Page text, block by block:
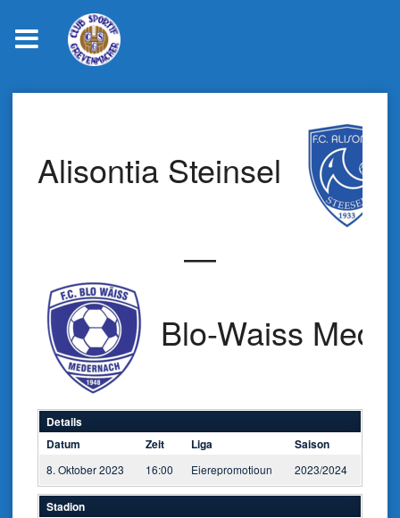
Alisontia Steinsel
—
Blo-Waiss
Details
Datum
Zeit Liga Saison
8. Oktober 2023 16:00 Eierepromotioun 2023/2024
Stadion